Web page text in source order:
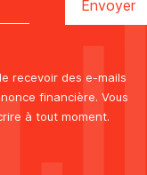
recevoir des e-mails
financière. Vous
à tout moment.